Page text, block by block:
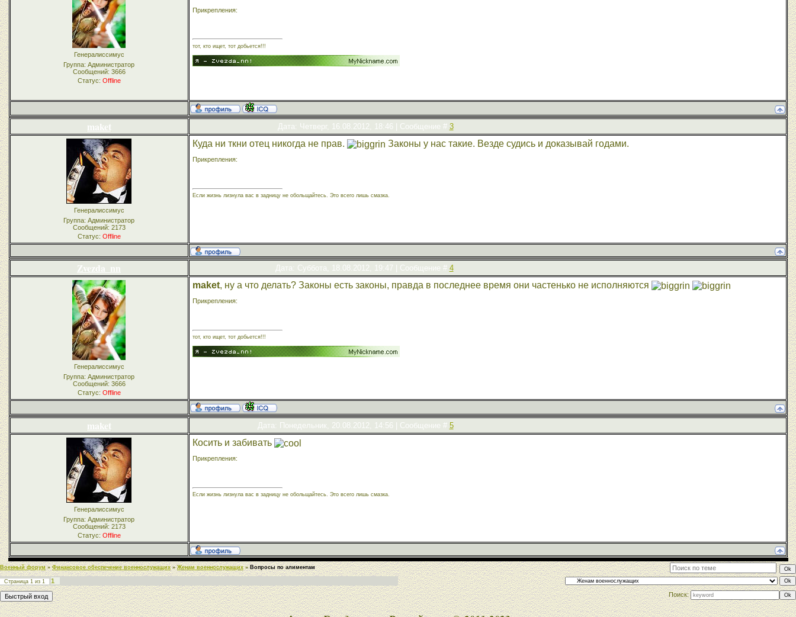
Генералиссимус
Группа: Администратор
Сообщений: 3666
Статус: Offline
Прикрепления:
тот, кто ищет, тот добьется!!!
maket Дата: Четверг, 16.08.2012, 18:46 | Сообщение # 3
Генералиссимус
Группа: Администратор
Сообщений: 2173
Статус: Offline
Куда ни ткни отец никогда не прав. Законы у нас такие. Везде судись и доказывай годами.
Прикрепления:
Если жизнь лизнула вас в задницу не обольщайтесь. Это всего лишь смазка.
Zvezda_nn Дата: Суббота, 18.08.2012, 19:47 | Сообщение # 4
Генералиссимус
Группа: Администратор
Сообщений: 3666
Статус: Offline
maket, ну а что делать? Законы есть законы, правда в последнее время они частенько не исполняются
Прикрепления:
тот, кто ищет, тот добьется!!!
maket Дата: Понедельник, 20.08.2012, 14:56 | Сообщение # 5
Генералиссимус
Группа: Администратор
Сообщений: 2173
Статус: Offline
Косить и забивать
Прикрепления:
Если жизнь лизнула вас в задницу не обольщайтесь. Это всего лишь смазка.
Военный форум » Финансовое обеспечение военнослужащих » Женам военнослужащих » Вопросы по алиментам
Страница 1 из 1
1
Поиск: